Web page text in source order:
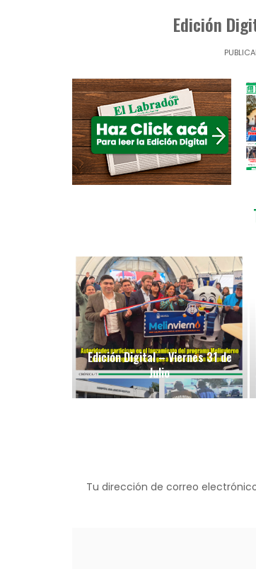
Edición
Edición Digital – Viernes 31 de
Julio
Tu dirección de correo